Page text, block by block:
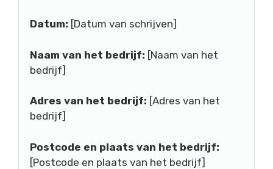
Datum: [Datum van schrijven]
Naam van het bedrijf: [Naam van het
bedrijf]
Adres van het bedrijf: [Adres van het
bedrijf]
Postcode en plaats van het bedrijf:
[Postcode en plaats van het bedrijf]